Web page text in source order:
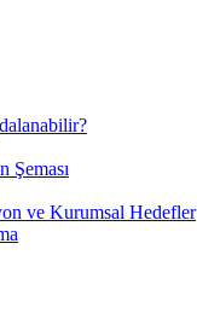
Şeması
ve Kurumsal Hedefler